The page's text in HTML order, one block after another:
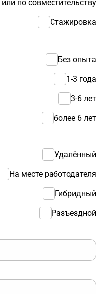
по совместительству
Стажировка
Без опыта
1-3 года
3-6 лет
более 6 лет
Удалённый
На месте работодателя
Гибридный
Разъездной